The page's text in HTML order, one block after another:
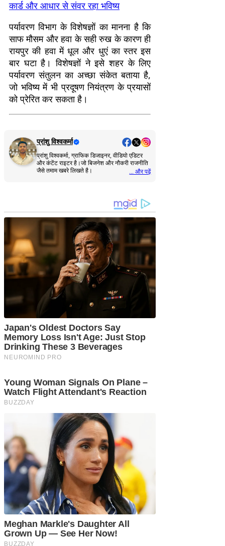
कार्ड और आधार से संवर रहा भविष्य
पर्यावरण विभाग के विशेषज्ञों का मानना है कि
साफ मौसम और हवा के सही रुख के कारण ही
रायपुर की हवा में धूल और धुएं का स्तर इस
बार घटा है। विशेषज्ञों ने इसे शहर के लिए
पर्यावरण संतुलन का अच्छा संकेत बताया है,
जो भविष्य में भी प्रदूषण नियंत्रण के प्रयासों
को प्रेरित कर सकता है।
प्रांशु विश्वकर्मा
प्रांशु विश्वकर्मा, ग्राफिक डिजाइनर, वीडियो एडिटर
और कंटेंट राइटर है।जो बिजनेश और नौकरी राजनीति
जैसे तमाम खबरे लिखते है।
... और पढ़ें